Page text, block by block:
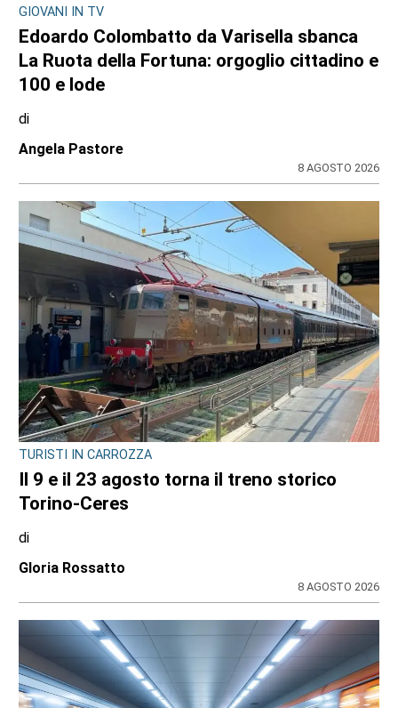
CONSIGLIO REGIONALE
Marcinelle, il presidente Nicco: “Onorare gli
italiani caduti sul lavoro in ogni parte del
mondo”
di
Redazione CRP
CONSIGLIO REGIONALE
Ambiente e conti pubblici al centro
dell’attività questa settimana in Consiglio
regionale
di
Redazione CRP
31 LUGLIO 2026